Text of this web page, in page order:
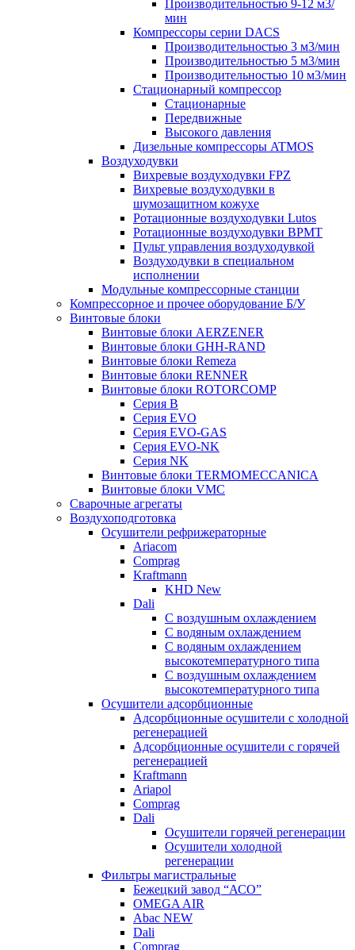
Производительностью 9-12 м3/
мин
Компрессоры серии DACS
Производительностью 3 м3/мин
Производительностью 5 м3/мин
Производительностью 10 м3/мин
Стационарный компрессор
Стационарные
Передвижные
Высокого давления
Дизельные компрессоры ATMOS
Воздуходувки
Вихревые воздуходувки FPZ
Вихревые воздуходувки в
шумозащитном кожухе
Ротационные воздуходувки Lutos
Ротационные воздуходувки ВРМТ
Пульт управления воздуходувкой
Воздуходувки в специальном
исполнении
Модульные компрессорные станции
Компрессорное и прочее оборудование Б/У
Винтовые блоки
Винтовые блоки AERZENER
Винтовые блоки GHH-RAND
Винтовые блоки Remeza
Винтовые блоки RENNER
Винтовые блоки ROTORCOMP
Серия B
Серия EVO
Серия EVO-GAS
Серия EVO-NK
Серия NK
Винтовые блоки TERMOMECCANICA
Винтовые блоки VMC
Сварочные агрегаты
Воздухоподготовка
Осушители рефрижераторные
Ariacom
Comprag
Kraftmann
KHD New
Dali
C воздушным охлаждением
C водяным охлаждением
С водяным охлаждением
высокотемпературного типа
C воздушным охлаждением
высокотемпературного типа
Осушители адсорбционные
Адсорбционные осушители с холодной
регенерацией
Адсорбционные осушители с горячей
регенерацией
Kraftmann
Ariapol
Comprag
Dali
Осушители горячей регенерации
Осушители холодной
регенерации
Фильтры магистральные
Бежецкий завод “АСО”
OMEGA AIR
Abac NEW
Dali
Comprag